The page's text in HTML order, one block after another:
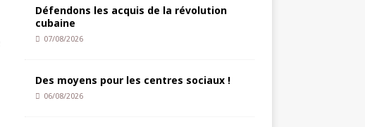
Défendons les acquis de la révolution
cubaine
07/08/2026
Des moyens pour les centres sociaux !
06/08/2026